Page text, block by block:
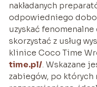
nakładanych
odpowiedniego
uzyskać
skorzystać z usług
klinice Coco Time
time.pl/. Wskazane
zabiegów, po których